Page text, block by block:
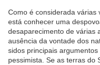
Como é considerada várias
está conhecer uma
desaparecimento de várias
ausência da vontade dos
sidos principais
pessimista. Se as terras do